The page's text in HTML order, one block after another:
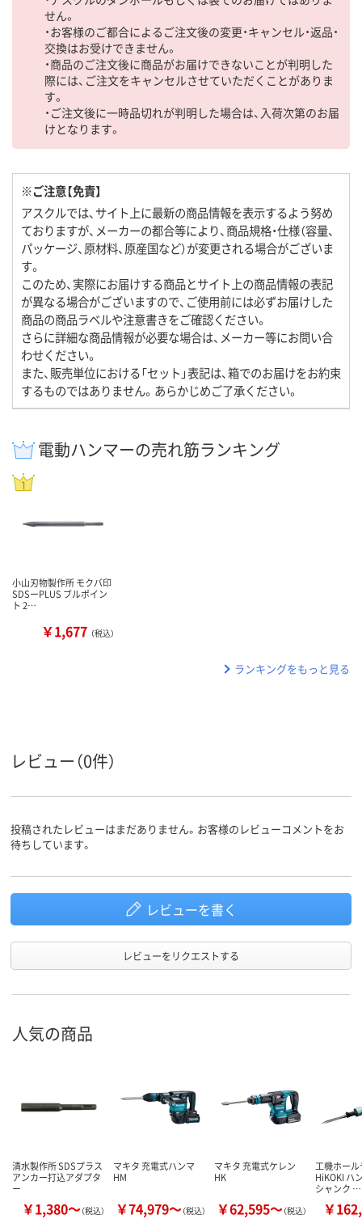
せん。
・お客様のご都合によるご注文後の変更・キャンセル・返品・
交換はお受けできません。
・商品のご注文後に商品がお届けできないことが判明した
際には、ご注文をキャンセルさせていただくことがありま
す。
・ご注文後に一時品切れが判明した場合は、入荷次第のお届
けとなります。
※ご注意【免責】
アスクルでは、サイト上に最新の商品情報を表示するよう努め
ておりますが、メーカーの都合等により、商品規格・仕様（容量、
パッケージ、原材料、原産国など）が変更される場合がございま
す。
このため、実際にお届けする商品とサイト上の商品情報の表記
が異なる場合がございますので、ご使用前には必ずお届けした
商品の商品ラベルや注意書きをご確認ください。
さらに詳細な商品情報が必要な場合は、メーカー等にお問い合
わせください。
また、販売単位における「セット」表記は、箱でのお届けをお約束
するものではありません。あらかじめご了承ください。
電動ハンマーの売れ筋ランキング
小山刃物製作所 モクバ印
SDSーPLUS ブルポイン
ト 2…
￥1,677 （税込）
ランキングをもっと見る
レビュー（0件）
投稿されたレビューはまだありません。お客様のレビューコメントをお
待ちしています。
レビューを書く
レビューをリクエストする
人気の商品
清水製作所 SDSプラス
アンカー打込アダプタ
ー
￥1,380～（税込）
マキタ 充電式ハンマ
HM
￥74,979～（税込）
マキタ 充電式ケレン
HK
￥62,595～（税込）
工機ホー
HiKOKI ハ
シャンク …
￥